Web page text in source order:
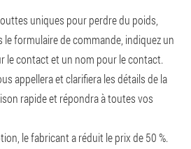
uniques pour perdre du poids,
le formulaire de commande, indiquez un
le contact et un nom pour le contact.
appellera et clarifiera les détails de la
rapide et répondra à toutes vos
le fabricant a réduit le prix de 50 %.